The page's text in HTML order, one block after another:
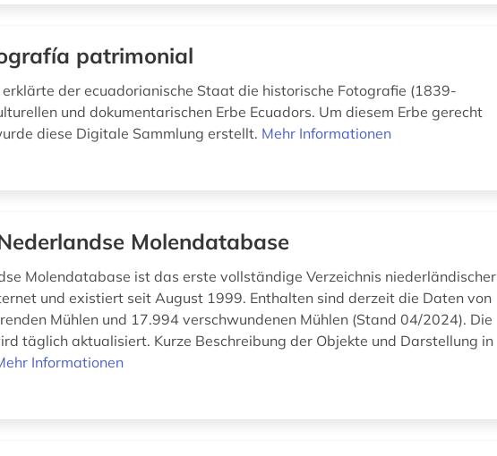
patrimonial
erklärte der ecuadorianische Staat die historische Fotografie (1839-
und dokumentarischen Erbe Ecuadors. Um diesem Erbe gerecht
diese Digitale Sammlung erstellt. Mehr Informationen
Molendatabase
Molendatabase ist das erste vollständige Verzeichnis niederländischer
und existiert seit August 1999. Enthalten sind derzeit die Daten von
Mühlen und 17.994 verschwundenen Mühlen (Stand 04/2024). Die
täglich aktualisiert. Kurze Beschreibung der Objekte und Darstellung in
Informationen